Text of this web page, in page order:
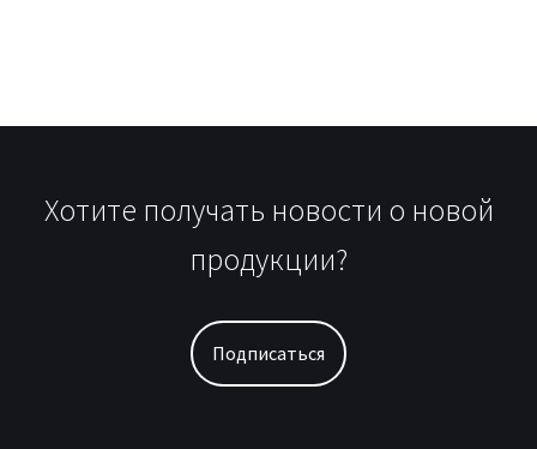
Хотите получать новости о новой
продукции?
Подписаться